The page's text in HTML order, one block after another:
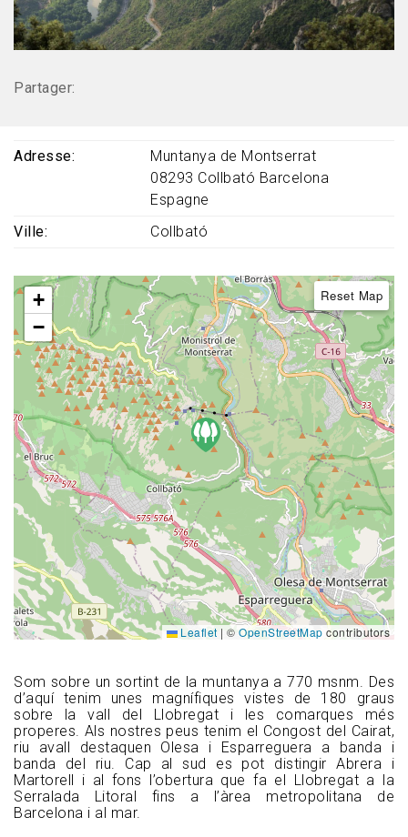
Partager:
Som sobre un sortint de la muntanya a 770 msnm. Des
d’aquí tenim unes magnífiques vistes de 180 graus
sobre la vall del Llobregat i les comarques més
properes. Als nostres peus tenim el Congost del Cairat,
riu avall destaquen Olesa i Esparreguera a banda i
banda del riu. Cap al sud es pot distingir Abrera i
Martorell i al fons l’obertura que fa el Llobregat a la
Serralada Litoral fins a l’àrea metropolitana de
Barcelona i al mar.
Adresse
Muntanya de Montserrat
08293 Collbató Barcelona
Espagne
Ville
Collbató
+
−
Reset Map
Leaflet | © OpenStreetMap contributors